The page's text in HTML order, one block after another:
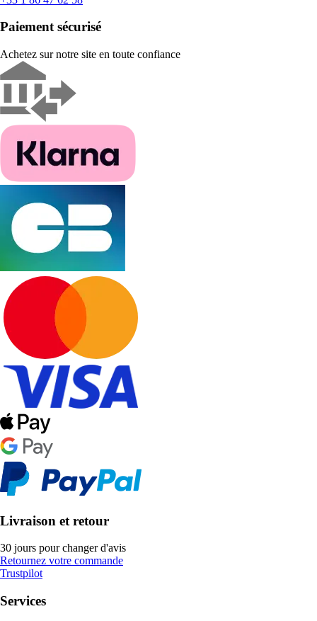
Paiement sécurisé
Achetez sur notre site en toute confiance
Livraison et retour
30 jours pour changer d'avis
Retournez votre commande
Trustpilot
Services